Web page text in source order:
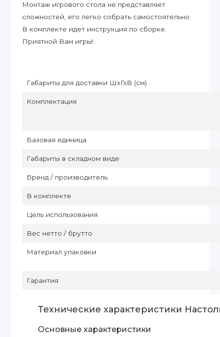
Монтаж игрового стола не представляет
сложностей, его легко собрать самостоятельно.
В комплекте идет инструкция по сборке.
Приятной Вам игры!
Габариты для доставки ШхГхВ (см)
Комплектация
Базовая единица
Габариты в складном виде
Бренд / производитель
В комплекте
Цель использования
Вес нетто / брутто
Материал упаковки
Гарантия
Технические характеристики
Основные характеристики